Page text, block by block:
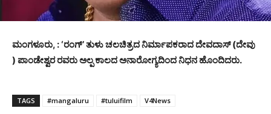
ಮಂಗಳೂರು, : ‘ರಂಗ್’ ತುಳು ಚಲಚಿತ್ರದ ನಿರ್ಮಾಪಕರಾದ ದೇವದಾಸ್ (ದೇವು
) ಪಾಂಡೇಶ್ವರ ರವರು ಅಲ್ಪ ಕಾಲದ ಅನಾರೋಗ್ಯದಿಂದ ನಿಧನ ಹೊಂದಿದರು.
TAGS #mangaluru #tuluifilm V4News